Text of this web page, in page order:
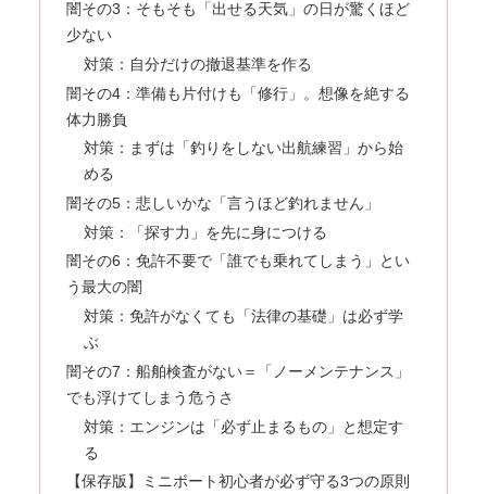
闇その3：そもそも「出せる天気」の日が驚くほど
少ない
対策：自分だけの撤退基準を作る
闇その4：準備も片付けも「修行」。想像を絶する
体力勝負
対策：まずは「釣りをしない出航練習」から始
める
闇その5：悲しいかな「言うほど釣れません」
対策：「探す力」を先に身につける
闇その6：免許不要で「誰でも乗れてしまう」とい
う最大の闇
対策：免許がなくても「法律の基礎」は必ず学
ぶ
闇その7：船舶検査がない＝「ノーメンテナンス」
でも浮けてしまう危うさ
対策：エンジンは「必ず止まるもの」と想定す
る
【保存版】ミニボート初心者が必ず守る3つの原則